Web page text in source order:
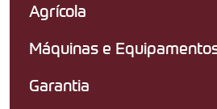
Agrícola
Máquinas e
Garantia